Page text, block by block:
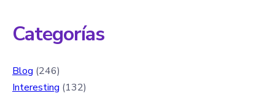
Categorías
Blog (246)
Interesting (132)